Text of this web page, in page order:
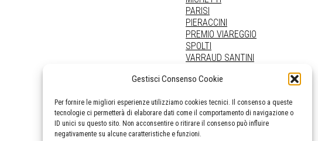
Gestisci Consenso Cookie
Per fornire le migliori esperienze utilizziamo cookies tecnici. Il consenso a queste
tecnologie ci permetterà di elaborare dati come il comportamento di navigazione o
ID unici su questo sito. Non acconsentire o ritirare il consenso può influire
negativamente su alcune caratteristiche e funzioni.
PARISI
PIERACCINI
PREMIO VIAREGGIO
SPOLTI
VARRAUD SANTINI